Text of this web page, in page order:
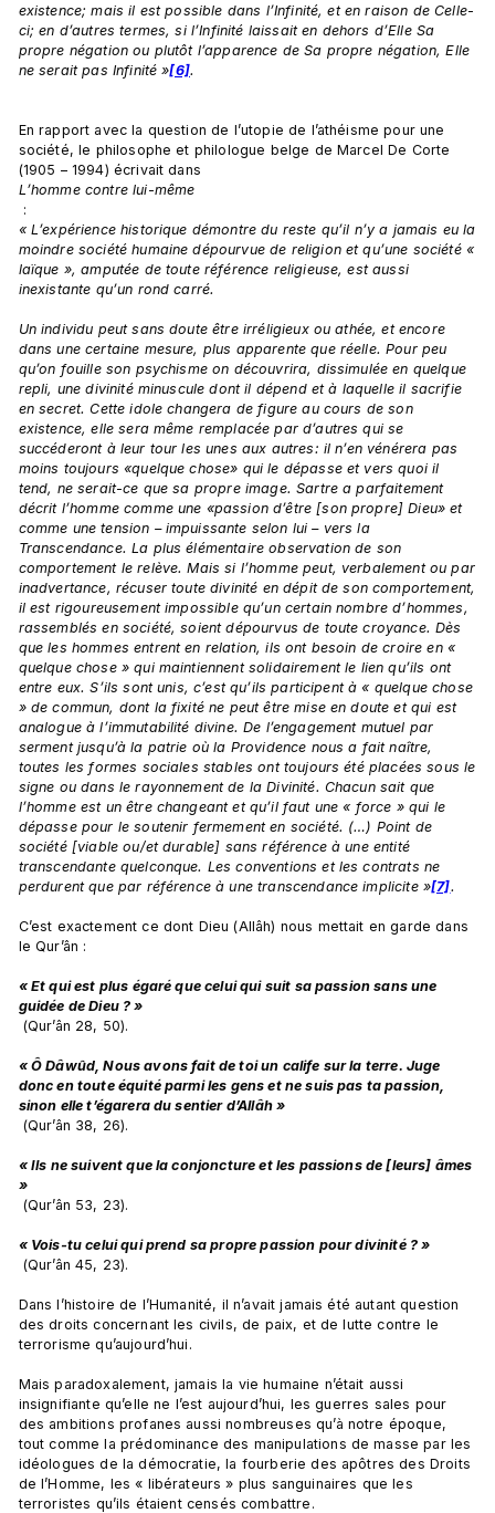
existence; mais il est possible dans l’Infinité, et en raison de Celle-
ci; en d’autres termes, si l’Infinité laissait en dehors d’Elle Sa
propre négation ou plutôt l’apparence de Sa propre négation, Elle
ne serait pas Infinité »[6].
En rapport avec la question de l’utopie de l’athéisme pour une
société, le philosophe et philologue belge de Marcel De Corte
(1905 – 1994) écrivait dans
L’homme contre lui-même
:
« L’expérience historique démontre du reste qu’il n’y a jamais eu la
moindre société humaine dépourvue de religion et qu’une société «
laïque », amputée de toute référence religieuse, est aussi
inexistante qu’un rond carré.
Un individu peut sans doute être irréligieux ou athée, et encore
dans une certaine mesure, plus apparente que réelle. Pour peu
qu’on fouille son psychisme on découvrira, dissimulée en quelque
repli, une divinité minuscule dont il dépend et à laquelle il sacrifie
en secret. Cette idole changera de figure au cours de son
existence, elle sera même remplacée par d’autres qui se
succéderont à leur tour les unes aux autres: il n’en vénérera pas
moins toujours «quelque chose» qui le dépasse et vers quoi il
tend, ne serait-ce que sa propre image. Sartre a parfaitement
décrit l’homme comme une «passion d’être [son propre] Dieu» et
comme une tension – impuissante selon lui – vers la
Transcendance. La plus élémentaire observation de son
comportement le relève. Mais si l’homme peut, verbalement ou par
inadvertance, récuser toute divinité en dépit de son comportement,
il est rigoureusement impossible qu’un certain nombre d’hommes,
rassemblés en société, soient dépourvus de toute croyance. Dès
que les hommes entrent en relation, ils ont besoin de croire en «
quelque chose » qui maintiennent solidairement le lien qu’ils ont
entre eux. S’ils sont unis, c’est qu’ils participent à « quelque chose
» de commun, dont la fixité ne peut être mise en doute et qui est
analogue à l’immutabilité divine. De l’engagement mutuel par
serment jusqu’à la patrie où la Providence nous a fait naître,
toutes les formes sociales stables ont toujours été placées sous le
signe ou dans le rayonnement de la Divinité. Chacun sait que
l’homme est un être changeant et qu’il faut une « force » qui le
dépasse pour le soutenir fermement en société. (…) Point de
société [viable ou/et durable] sans référence à une entité
transcendante quelconque. Les conventions et les contrats ne
perdurent que par référence à une transcendance implicite »[7].
C’est exactement ce dont Dieu (Allâh) nous mettait en garde dans
le Qur’ân :
« Et qui est plus égaré que celui qui suit sa passion sans une
guidée de Dieu ? »
(Qur’ân 28, 50).
« Ô Dâwûd, Nous avons fait de toi un calife sur la terre. Juge
donc en toute équité parmi les gens et ne suis pas ta passion,
sinon elle t’égarera du sentier d’Allâh »
(Qur’ân 38, 26).
« Ils ne suivent que la conjoncture et les passions de [leurs] âmes
»
(Qur’ân 53, 23).
« Vois-tu celui qui prend sa propre passion pour divinité ? »
(Qur’ân 45, 23).
Dans l’histoire de l’Humanité, il n’avait jamais été autant question
des droits concernant les civils, de paix, et de lutte contre le
terrorisme qu’aujourd’hui.
Mais paradoxalement, jamais la vie humaine n’était aussi
insignifiante qu’elle ne l’est aujourd’hui, les guerres sales pour
des ambitions profanes aussi nombreuses qu’à notre époque,
tout comme la prédominance des manipulations de masse par les
idéologues de la démocratie, la fourberie des apôtres des Droits
de l’Homme, les « libérateurs » plus sanguinaires que les
terroristes qu’ils étaient censés combattre.